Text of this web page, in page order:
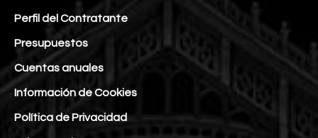
Perfil del Contratante
Presupuestos
Cuentas anuales
Información de Cookies
Política de Privacidad